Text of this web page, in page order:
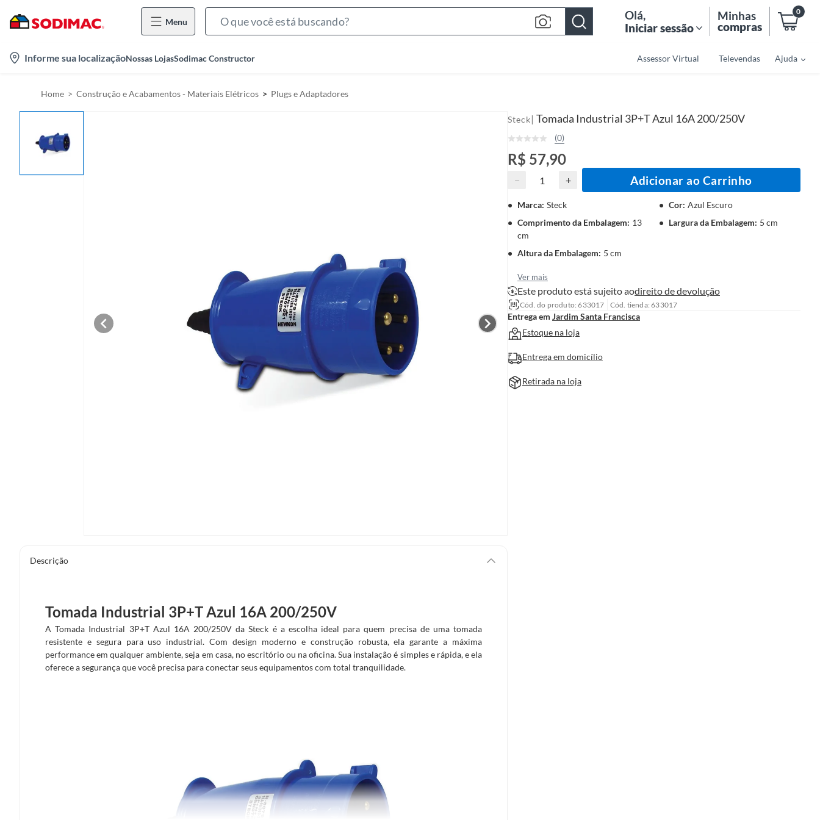
Menu Olá,
Iniciar sessão
Minhas
compras
0
Informe sua localizaçãoNossas LojasSodimac Constructor Assessor Virtual Televendas Ajuda
Home Construção e Acabamentos - Materiais Elétricos Plugs e Adaptadores
Descrição
Tomada Industrial 3P+T Azul 16A 200/250V
A Tomada Industrial 3P+T Azul 16A 200/250V da Steck é a escolha ideal para quem precisa de uma tomada
resistente e segura para uso industrial. Com design moderno e construção robusta, ela garante a máxima
performance em qualquer ambiente, seja em casa, no escritório ou na oficina. Sua instalação é simples e rápida, e ela
oferece a segurança que você precisa para conectar seus equipamentos com total tranquilidade.
Steck| Tomada Industrial 3P+T Azul 16A 200/250V
(0)
R$ 57,90
− + Adicionar ao Carrinho
Marca: Steck Cor: Azul Escuro
Comprimento da Embalagem: 13
cm
Largura da Embalagem: 5 cm
Altura da Embalagem: 5 cm
Ver mais
Este produto está sujeito aodireito de devolução
Cód. do produto: 633017 Cód. tienda: 633017
Entrega em Jardim Santa Francisca
Estoque na loja
Entrega em domicílio
Retirada na loja